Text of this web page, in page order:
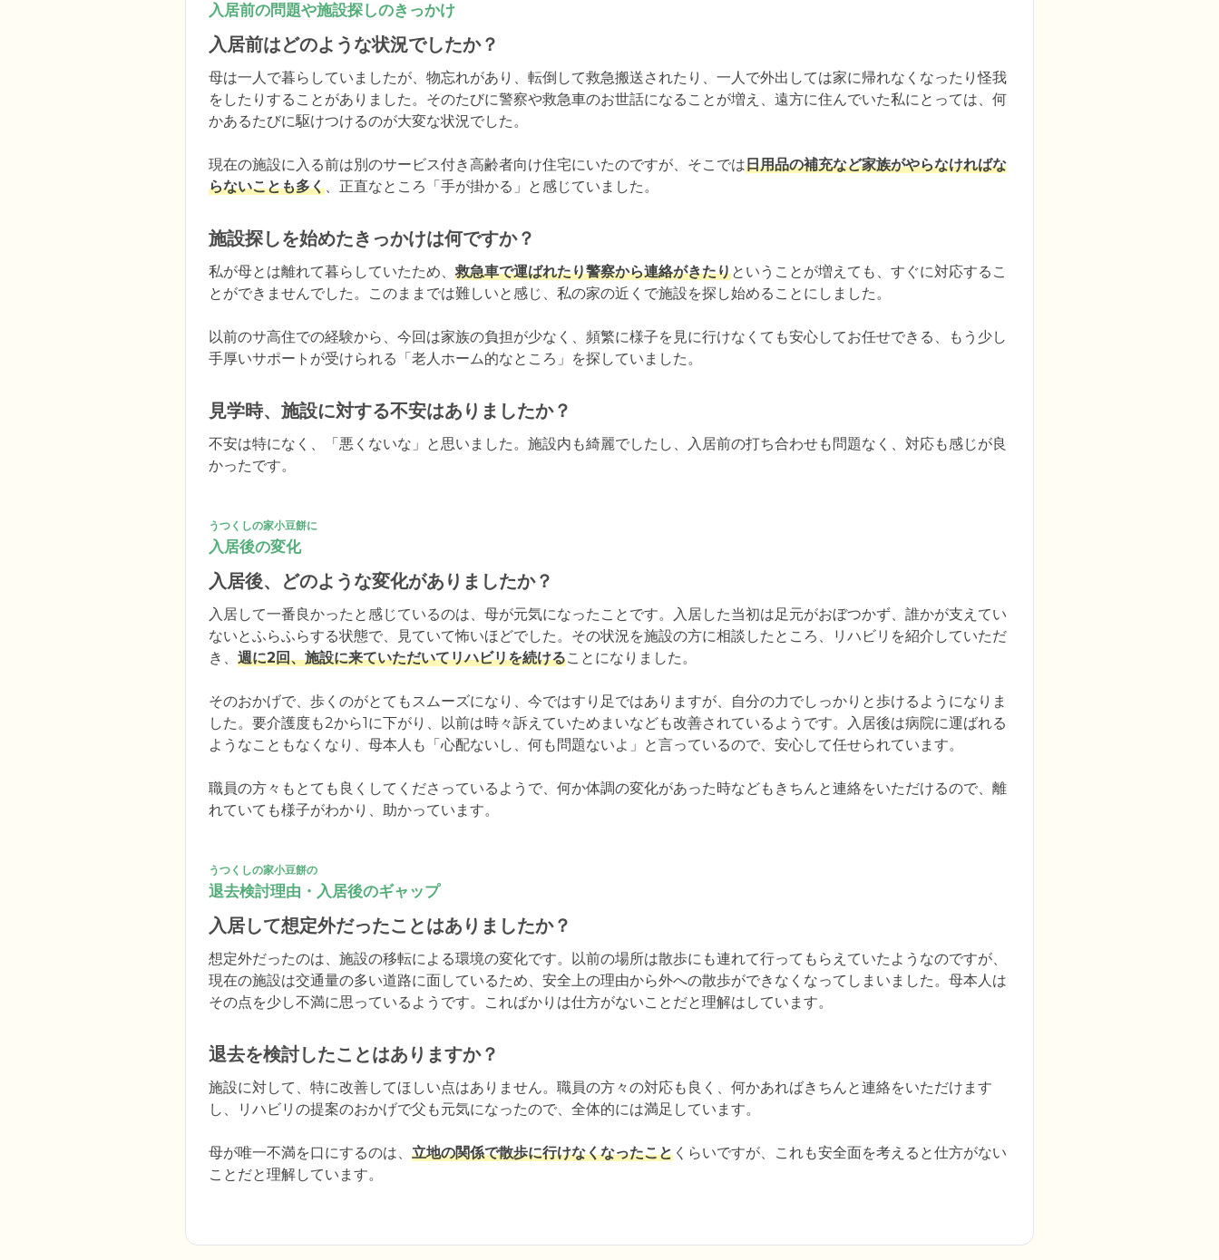
入居前の問題や施設探しのきっかけ
入居前はどのような状況でしたか？
母は一人で暮らしていましたが、物忘れがあり、転倒して救急搬送されたり、一人で外出しては家に帰れなくなったり怪我
をしたりすることがありました。そのたびに警察や救急車のお世話になることが増え、遠方に住んでいた私にとっては、何
かあるたびに駆けつけるのが大変な状況でした。
現在の施設に入る前は別のサービス付き高齢者向け住宅にいたのですが、そこでは日用品の補充など家族がやらなければな
らないことも多く、正直なところ「手が掛かる」と感じていました。
施設探しを始めたきっかけは何ですか？
私が母とは離れて暮らしていたため、救急車で運ばれたり警察から連絡がきたりということが増えても、すぐに対応するこ
とができませんでした。このままでは難しいと感じ、私の家の近くで施設を探し始めることにしました。
以前のサ高住での経験から、今回は家族の負担が少なく、頻繁に様子を見に行けなくても安心してお任せできる、もう少し
手厚いサポートが受けられる「老人ホーム的なところ」を探していました。
見学時、施設に対する不安はありましたか？
不安は特になく、「悪くないな」と思いました。施設内も綺麗でしたし、入居前の打ち合わせも問題なく、対応も感じが良
かったです。
うつくしの家小豆餅に
入居後の変化
入居後、どのような変化がありましたか？
入居して一番良かったと感じているのは、母が元気になったことです。入居した当初は足元がおぼつかず、誰かが支えてい
ないとふらふらする状態で、見ていて怖いほどでした。その状況を施設の方に相談したところ、リハビリを紹介していただ
き、 週に2回、施設に来ていただいてリハビリを続けることになりました。
そのおかげで、歩くのがとてもスムーズになり、今ではすり足ではありますが、自分の力でしっかりと歩けるようになりま
した。要介護度も2から1に下がり、以前は時々訴えていためまいなども改善されているようです。入居後は病院に運ばれる
ようなこともなくなり、母本人も「心配ないし、何も問題ないよ」と言っているので、安心して任せられています。
職員の方々もとても良くしてくださっているようで、何か体調の変化があった時などもきちんと連絡をいただけるので、離
れていても様子がわかり、助かっています。
うつくしの家小豆餅の
退去検討理由・入居後のギャップ
入居して想定外だったことはありましたか？
想定外だったのは、施設の移転による環境の変化です。以前の場所は散歩にも連れて行ってもらえていたようなのですが、
現在の施設は交通量の多い道路に面しているため、安全上の理由から外への散歩ができなくなってしまいました。母本人は
その点を少し不満に思っているようです。こればかりは仕方がないことだと理解はしています。
退去を検討したことはありますか？
施設に対して、特に改善してほしい点はありません。職員の方々の対応も良く、何かあればきちんと連絡をいただけます
し、リハビリの提案のおかげで父も元気になったので、全体的には満足しています。
母が唯一不満を口にするのは、 立地の関係で散歩に行けなくなったこと くらいですが、これも安全面を考えると仕方がない
ことだと理解しています。